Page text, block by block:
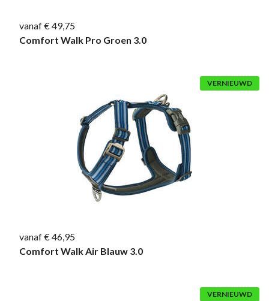
vanaf € 49,75
Comfort Walk Pro Groen 3.0
VERNIEUWD
vanaf € 46,95
Comfort Walk Air Blauw 3.0
VERNIEUWD